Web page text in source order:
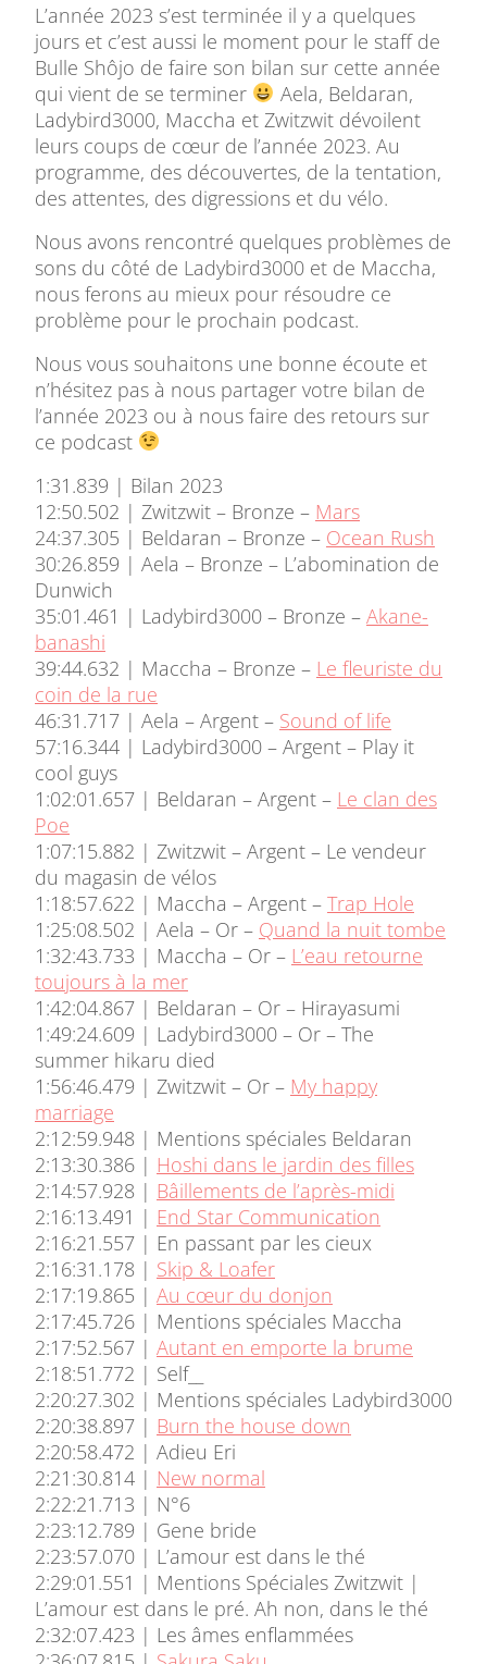
L’année 2023 s’est terminée il y a quelques
jours et c’est aussi le moment pour le staff de
Bulle Shôjo de faire son bilan sur cette année
qui vient de se terminer
Aela, Beldaran,
Ladybird3000, Maccha et Zwitzwit dévoilent
leurs coups de cœur de l’année 2023. Au
programme, des découvertes, de la tentation,
des attentes, des digressions et du vélo.
Nous avons rencontré quelques problèmes de
sons du côté de Ladybird3000 et de Maccha,
nous ferons au mieux pour résoudre ce
problème pour le prochain podcast.
Nous vous souhaitons une bonne écoute et
n’hésitez pas à nous partager votre bilan de
l’année 2023 ou à nous faire des retours sur
ce podcast
1:31.839 | Bilan 2023
12:50.502 | Zwitzwit – Bronze – Mars
24:37.305 | Beldaran – Bronze – Ocean Rush
30:26.859 | Aela – Bronze – L’abomination de
Dunwich
35:01.461 | Ladybird3000 – Bronze – Akane-
banashi
39:44.632 | Maccha – Bronze – Le fleuriste du
coin de la rue
46:31.717 | Aela – Argent – Sound of life
57:16.344 | Ladybird3000 – Argent – Play it
cool guys
1:02:01.657 | Beldaran – Argent – Le clan des
Poe
1:07:15.882 | Zwitzwit – Argent – Le vendeur
du magasin de vélos
1:18:57.622 | Maccha – Argent – Trap Hole
1:25:08.502 | Aela – Or – Quand la nuit tombe
1:32:43.733 | Maccha – Or – L’eau retourne
toujours à la mer
1:42:04.867 | Beldaran – Or – Hirayasumi
1:49:24.609 | Ladybird3000 – Or – The
summer hikaru died
1:56:46.479 | Zwitzwit – Or – My happy
marriage
2:12:59.948 | Mentions spéciales Beldaran
2:13:30.386 | Hoshi dans le jardin des filles
2:14:57.928 | Bâillements de l’après-midi
2:16:13.491 | End Star Communication
2:16:21.557 | En passant par les cieux
2:16:31.178 | Skip & Loafer
2:17:19.865 | Au cœur du donjon
2:17:45.726 | Mentions spéciales Maccha
2:17:52.567 | Autant en emporte la brume
2:18:51.772 | Self__
2:20:27.302 | Mentions spéciales Ladybird3000
2:20:38.897 | Burn the house down
2:20:58.472 | Adieu Eri
2:21:30.814 | New normal
2:22:21.713 | N°6
2:23:12.789 | Gene bride
2:23:57.070 | L’amour est dans le thé
2:29:01.551 | Mentions Spéciales Zwitzwit |
L’amour est dans le pré. Ah non, dans le thé
2:32:07.423 | Les âmes enflammées